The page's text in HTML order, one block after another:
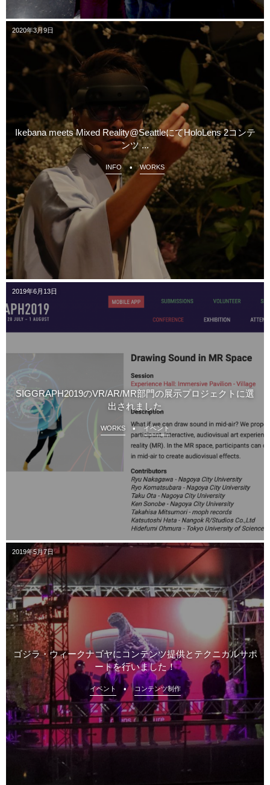
2020年3月9日
Ikebana meets Mixed Reality@SeattleにてHoloLens 2コンテ
ンツ ...
INFO WORKS
2019年6月13日
SIGGRAPH2019のVR/AR/MR部門の展示プロジェクトに選
出されました
WORKS イベント
2019年5月7日
ゴジラ・ウィークナゴヤにコンテンツ提供とテクニカルサポ
ートを行いました！
イベント コンテンツ制作